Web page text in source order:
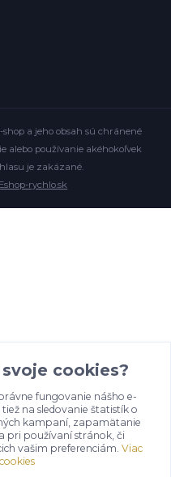
a jeho obsah sú chránené
alebo používanie akéhokoľvek
je zakázané.
Eshop-rychlo.sk
cookies?
fungovanie nášho e-
na sledovanie štatistík o
kampaní, zapamätanie
pri používaní stránok, či
vašim preferenciám. Viac